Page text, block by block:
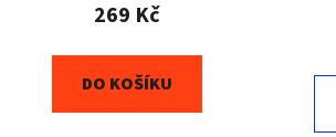
269 Kč
DO KOŠÍKU